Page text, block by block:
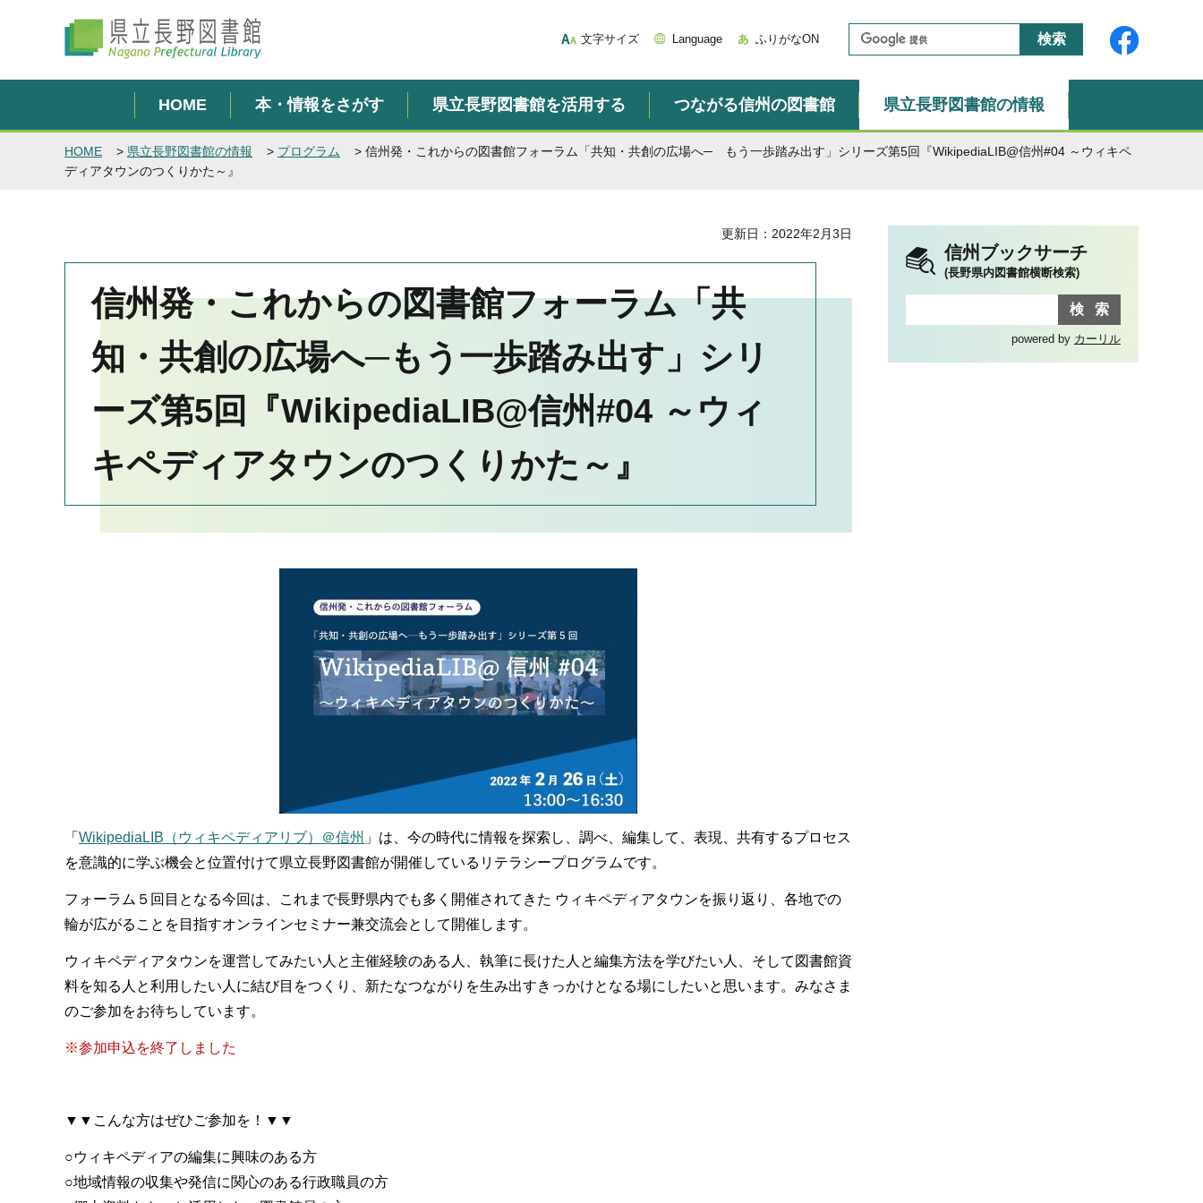
県立長野図書館
文字サイズ Language ふりがなON
HOME 本・情報をさがす 県立長野図書館を活用する つながる信州の図書館 県立長野図書館の情報
HOME > 県立長野図書館の情報 > プログラム
> 信州発・これからの図書館フォーラム「共知・共創の広場へ─ もう一歩踏み出す」シリーズ第5回『WikipediaLIB@信州#04 ～ウィキペ
ディアタウンのつくりかた～』
更新日：2022年2月3日
信州発・これからの図書館フォーラム「共
知・共創の広場へ─もう一歩踏み出す」シリ
ーズ第5回『WikipediaLIB@信州#04 ～ウィ
キペディアタウンのつくりかた～』
「 WikipediaLIB（ウィキペディアリブ）＠信州 」は、今の時代に情報を探索し、調べ、編集して、表現、共有するプロセス
を意識的に学ぶ機会と位置付けて県立長野図書館が開催しているリテラシープログラムです。
フォーラム５回目となる今回は、これまで長野県内でも多く開催されてきた ウィキペディアタウンを振り返り、各地での
輪が広がることを目指すオンラインセミナー兼交流会として開催します。
ウィキペディアタウンを運営してみたい人と主催経験のある人、執筆に長けた人と編集方法を学びたい人、そして図書館資
料を知る人と利用したい人に結び目をつくり、新たなつながりを生み出すきっかけとなる場にしたいと思います。みなさま
のご参加をお待ちしています。
※参加申込を終了しました
▼▼こんな方はぜひご参加を！▼▼
○ウィキペディアの編集に興味のある方
○地域情報の収集や発信に関心のある行政職員の方
信州ブックサーチ
(長野県内図書館横断検索)
powered by カーリル